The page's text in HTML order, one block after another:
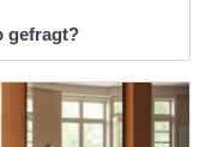
gefragt?